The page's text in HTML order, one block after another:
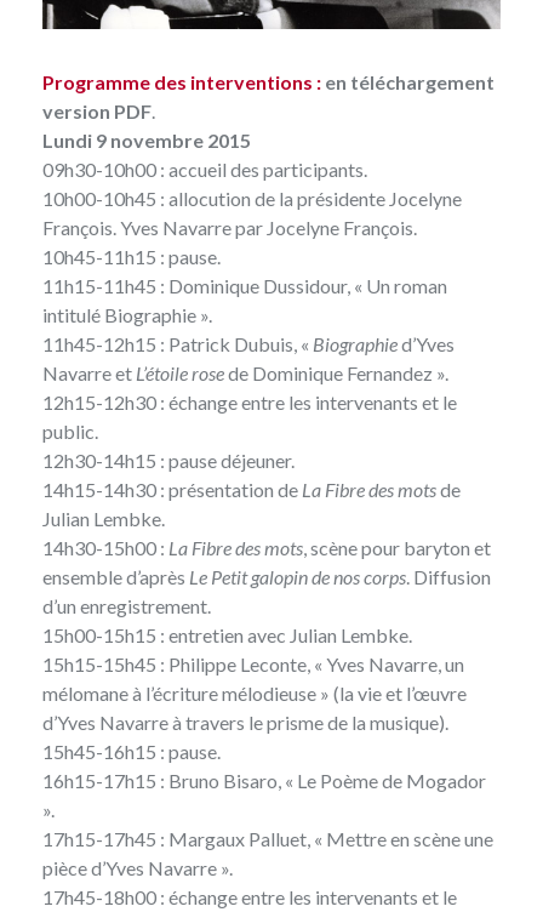
Programme des interventions : en téléchargement
version PDF.
Lundi 9 novembre 2015
09h30-10h00 : accueil des participants.
10h00-10h45 : allocution de la présidente Jocelyne
François. Yves Navarre par Jocelyne François.
10h45-11h15 : pause.
11h15-11h45 : Dominique Dussidour, « Un roman
intitulé Biographie ».
11h45-12h15 : Patrick Dubuis, « Biographied’Yves
Navarre et L’étoile rosede Dominique Fernandez ».
12h15-12h30 : échange entre les intervenants et le
public.
12h30-14h15 : pause déjeuner.
14h15-14h30 : présentation de La Fibre des motsde
Julian Lembke.
14h30-15h00 : La Fibre des mots, scène pour baryton et
ensemble d’après Le Petit galopin de nos corps. Diffusion
d’un enregistrement.
15h00-15h15 : entretien avec Julian Lembke.
15h15-15h45 : Philippe Leconte, « Yves Navarre, un
mélomane à l’écriture mélodieuse » (la vie et l’œuvre
d’Yves Navarre à travers le prisme de la musique).
15h45-16h15 : pause.
16h15-17h15 : Bruno Bisaro, « Le Poème de Mogador
».
17h15-17h45 : Margaux Palluet, « Mettre en scène une
pièce d’Yves Navarre ».
17h45-18h00 : échange entre les intervenants et le